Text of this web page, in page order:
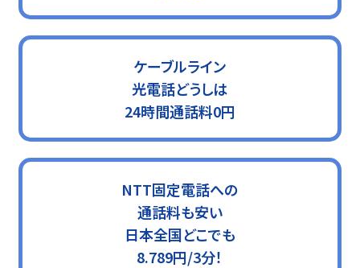
ケーブルライン
光電話どうしは
24時間通話料0円
NTT固定電話への
通話料も安い
日本全国どこでも
8.789円/3分！